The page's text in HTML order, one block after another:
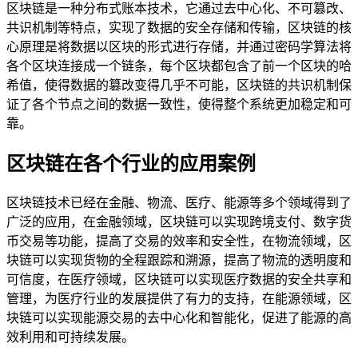
区块链是一种分布式账本技术，它通过去中心化、不可篡改、
共识机制等特点，实现了数据的安全存储和传输，区块链的核
心原理是将数据以区块的形式进行存储，并通过密码学算法将
各个区块连接成一个链条，每个区块都包含了前一个区块的哈
希值，使得数据的篡改变得几乎不可能，区块链的共识机制保
证了各个节点之间的数据一致性，使得整个系统更加稳定和可
靠。
区块链在各个行业的应用案例
区块链技术已经在金融、物流、医疗、能源等多个领域得到了
广泛的应用，在金融领域，区块链可以实现跨境支付、数字货
币交易等功能，提高了交易的效率和安全性，在物流领域，区
块链可以实现货物的全程跟踪和溯源，提高了物流的透明度和
可信度，在医疗领域，区块链可以实现医疗数据的安全共享和
管理，为医疗行业的发展提供了有力的支持，在能源领域，区
块链可以实现能源交易的去中心化和智能化，促进了能源的高
效利用和可持续发展。